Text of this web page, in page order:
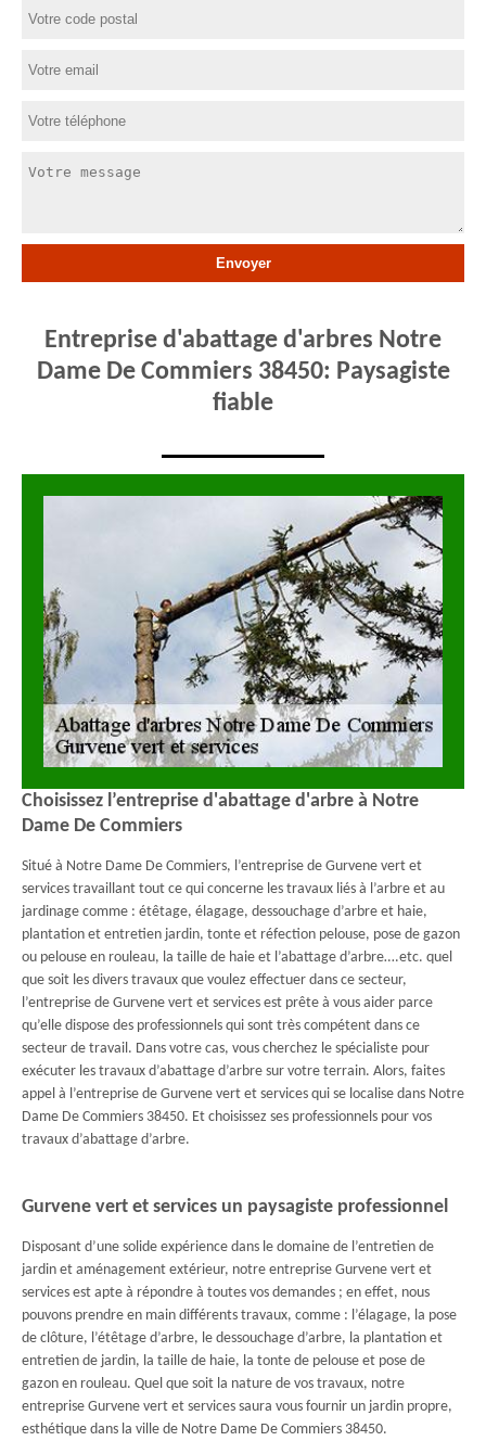
Entreprise d'abattage d'arbres Notre
Dame De Commiers 38450: Paysagiste
fiable
Choisissez l’entreprise d'abattage d'arbre à Notre
Dame De Commiers
Situé à Notre Dame De Commiers, l’entreprise de Gurvene vert et
services travaillant tout ce qui concerne les travaux liés à l’arbre et au
jardinage comme : étêtage, élagage, dessouchage d’arbre et haie,
plantation et entretien jardin, tonte et réfection pelouse, pose de gazon
ou pelouse en rouleau, la taille de haie et l’abattage d’arbre….etc. quel
que soit les divers travaux que voulez effectuer dans ce secteur,
l’entreprise de Gurvene vert et services est prête à vous aider parce
qu’elle dispose des professionnels qui sont très compétent dans ce
secteur de travail. Dans votre cas, vous cherchez le spécialiste pour
exécuter les travaux d’abattage d’arbre sur votre terrain. Alors, faites
appel à l’entreprise de Gurvene vert et services qui se localise dans Notre
Dame De Commiers 38450. Et choisissez ses professionnels pour vos
travaux d’abattage d’arbre.
Gurvene vert et services un paysagiste professionnel
Disposant d’une solide expérience dans le domaine de l’entretien de
jardin et aménagement extérieur, notre entreprise Gurvene vert et
services est apte à répondre à toutes vos demandes ; en effet, nous
pouvons prendre en main différents travaux, comme : l’élagage, la pose
de clôture, l’étêtage d’arbre, le dessouchage d’arbre, la plantation et
entretien de jardin, la taille de haie, la tonte de pelouse et pose de
gazon en rouleau. Quel que soit la nature de vos travaux, notre
entreprise Gurvene vert et services saura vous fournir un jardin propre,
esthétique dans la ville de Notre Dame De Commiers 38450.